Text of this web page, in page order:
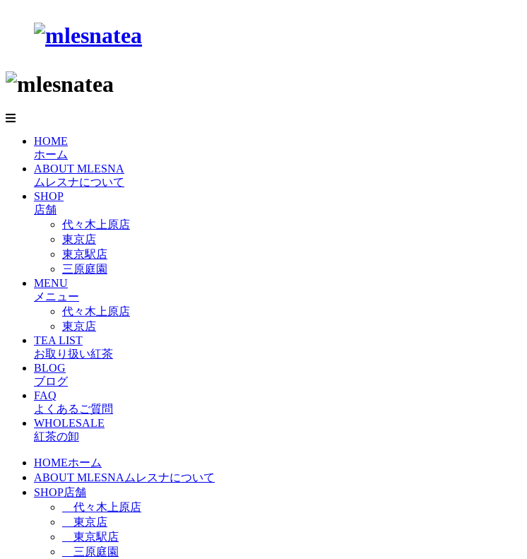
HOME
ホーム
ABOUT MLESNA
ムレスナについて
SHOP
店舗
代々木上原店
東京店
東京駅店
三原庭園
MENU
メニュー
代々木上原店
東京店
TEA LIST
お取り扱い紅茶
BLOG
ブログ
FAQ
よくあるご質問
WHOLESALE
紅茶の卸
HOMEホーム
ABOUT MLESNAムレスナについて
SHOP店舗
代々木上原店
東京店
東京駅店
三原庭園